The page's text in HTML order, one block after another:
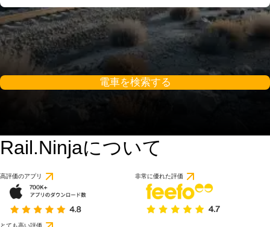
電車を検索する
Rail.Ninjaについて
高評価のアプリ 非常に優れた評価
とても高い評価